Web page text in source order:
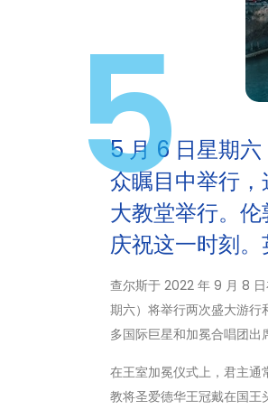
5
5 月 6 日星期
众瞩目中举行
大教堂举行。
庆祝这一时刻
查尔斯于 2022 年 9 月 8
期六）将举行两次盛大游
多国际巨星和加冕合唱团出
在王室加冕仪式上，君主通
教将圣爱德华王冠戴在国